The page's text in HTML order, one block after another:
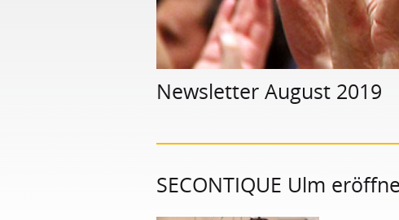
Newsletter August 2019
SECONTIQUE Ulm